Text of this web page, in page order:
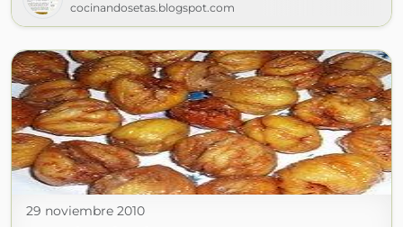
cocinandosetas.blogspot.com
29 noviembre 2010